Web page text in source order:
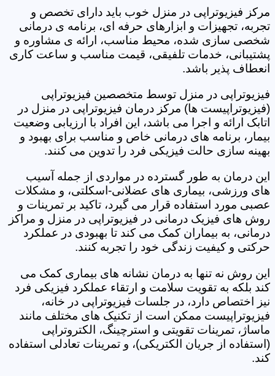
مرکز فیزیوتراپی در منزل خوب باید دارای تخصص و
تجربه، تجهیزات و ابزارهای حرفه ای، برنامه ی درمانی
شخصی سازی شده، محیط مناسب، ارائه ی مشاوره و
پشتیبانی، خدمات تلفیقی، قیمت مناسب و ساعت کاری
انعطاف پذیر باشد.
فیزیوتراپی در منزل توسط متخصصین فیزیوتراپی
(فیزیوتراپیست ها) مرکز درمان فیزیوتراپی در منزل در
اتابک ارائه و اجرا می باشد، این افراد با ارزیابی وضعیت
بیمار، برنامه های درمانی خاص و مناسب برای بهبود و
بهینه سازی حالت فیزیکی فرد را تدوین می کنند.
این درمان به طور گسترده در مواردی از جمله آسیب
های ورزشی، بیماری های عضلانی-اسکلتی، و مشکلات
عصبی مورد استفاده قرار می گیرد، تاکید بر تمرینات و
روش های فیزیک درمانی در فیزیوتراپی در منزل و مراکز
درمانی، به بیماران کمک می کند تا بهبودی در عملکرد
حرکتی و کیفیت زندگی خود را تجربه کنند.
این روش نه تنها به درمان نشانه های بیماری کمک می
کند بلکه به تقویت سلامت و ارتقاء عملکرد فیزیکی فرد
نیز اختصاص دارد، در جلسات فیزیوتراپی در خانه،
فیزیوتراپیست ممکن است از تکنیک های مختلف مانند
ماساژ، تمرینات تقویتی و استرچینگ، الکتروتراپی
(استفاده از جریان الکتریکی)، و تمرینات تعادلی استفاده
کند.